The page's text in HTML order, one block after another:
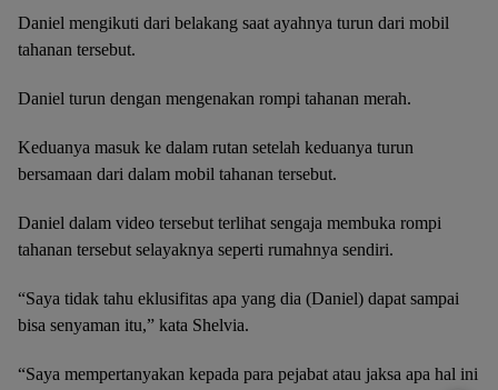
Daniel mengikuti dari belakang saat ayahnya turun dari mobil
tahanan tersebut.
Daniel turun dengan mengenakan rompi tahanan merah.
Keduanya masuk ke dalam rutan setelah keduanya turun
bersamaan dari dalam mobil tahanan tersebut.
Daniel dalam video tersebut terlihat sengaja membuka rompi
tahanan tersebut selayaknya seperti rumahnya sendiri.
“Saya tidak tahu eklusifitas apa yang dia (Daniel) dapat sampai
bisa senyaman itu,” kata Shelvia.
“Saya mempertanyakan kepada para pejabat atau jaksa apa hal ini